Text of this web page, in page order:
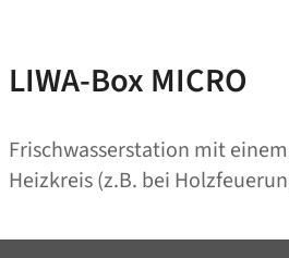
LIWA-Box MICRO
Frischwasserstation mit
Heizkreis (z.B. bei